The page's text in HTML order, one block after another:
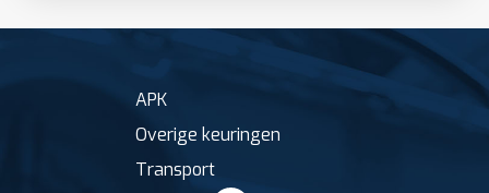
APK
Overige keuringen
Transport